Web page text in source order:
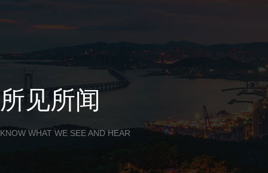
所见所闻
KNOW WHAT WE SEE AND HEAR